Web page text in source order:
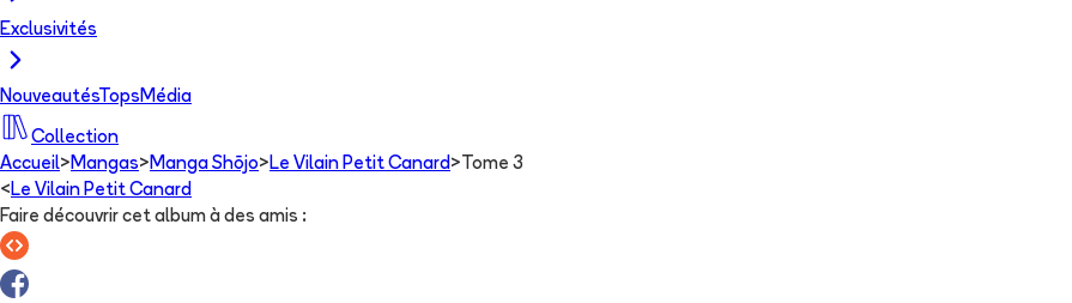
Exclusivités
NouveautésTops Média
Collection
Accueil> Mangas> Manga Shōjo> Le Vilain Petit Canard > Tome 3
< Le Vilain Petit Canard
Faire découvrir cet album à des amis :